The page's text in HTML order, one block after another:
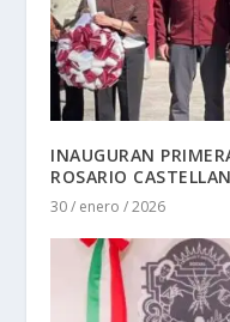
INAUGURAN
ROSARIO
30 / enero / 2026